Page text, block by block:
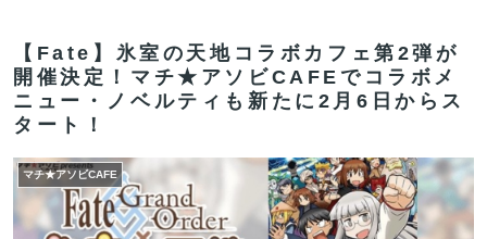
報ステの気象予報士さん、こういうのでいいんだよって
いう横乳の張り
【FGO】ゲーム部分はガッツリ弄って欲しい。でも新し
【画像】フジテレビで水着JKｗｗｗｗｗｗｗｗｗｗｗ
ｗｗｗｗｗ
【Fate】氷室の天地コラボカフェ第2弾が
開催決定！マチ★アソビCAFEでコラボメ
ニュー・ノベルティも新たに2月6日からス
タート！
マチ★アソビCAFE